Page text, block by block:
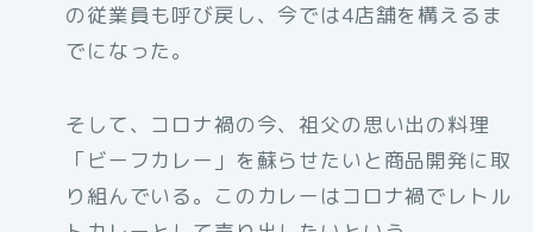
の従業員も呼び戻し、今では4店舗を構えるま
でになった。
そして、コロナ禍の今、祖父の思い出の料理
「ビーフカレー」を蘇らせたいと商品開発に取
り組んでいる。このカレーはコロナ禍でレトル